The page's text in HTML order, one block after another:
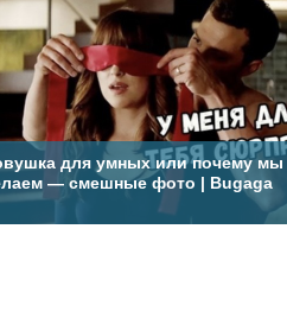
для умных или почему мы
— смешные фото | Bugaga